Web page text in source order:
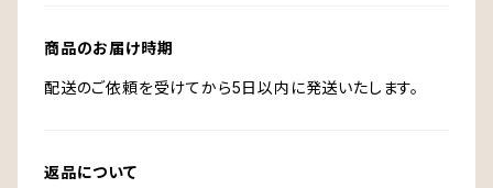
商品のお届け時期
配送のご依頼を受けてから5日以内に発送いたします。
返品について